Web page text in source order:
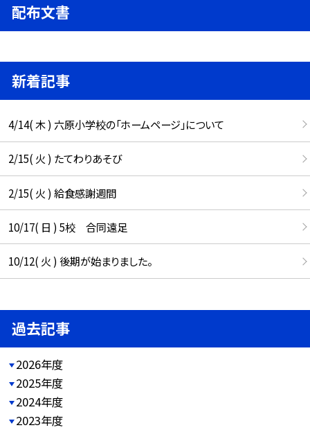
配布文書
新着記事
4/14( 木 ) 六原小学校の「ホームページ」について
2/15( 火 ) たてわりあそび
2/15( 火 ) 給食感謝週間
10/17( 日 ) 5校 合同遠足
10/12( 火 ) 後期が始まりました。
過去記事
2026年度
2025年度
2024年度
2023年度